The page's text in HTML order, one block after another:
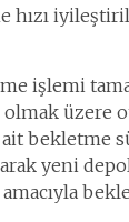
hızı
işlemi
üzere
bekletme
yeni